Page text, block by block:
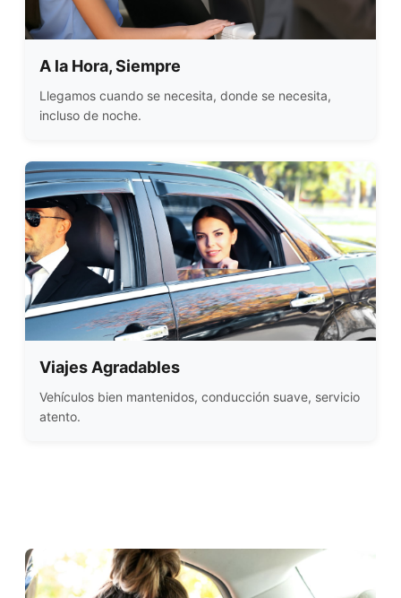
A la Hora, Siempre
Llegamos cuando se necesita, donde se necesita,
incluso de noche.
Viajes Agradables
Vehículos bien mantenidos, conducción suave, servicio
atento.